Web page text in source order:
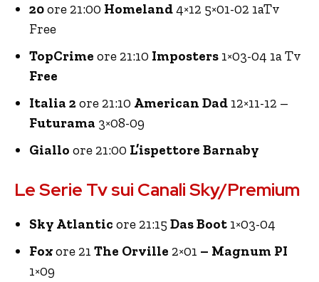
20ore 21:00 Homeland4×12 5×01-02 1aTv
Free
TopCrime ore 21:10 Imposters 1×03-04 1a Tv
Free
Italia 2ore 21:10 American Dad 12×11-12 –
Futurama 3×08-09
Giallo ore 21:00 L’ispettore Barnaby
Le Serie Tv sui Canali Sky/Premium
Sky Atlantic ore 21:15 Das Boot 1×03-04
Foxore 21 The Orville 2×01 – Magnum PI
1×09